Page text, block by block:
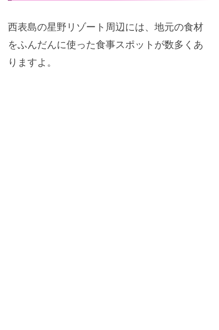
西表島の星野リゾート周辺には、地元の食材
をふんだんに使った食事スポットが数多くあ
りますよ。